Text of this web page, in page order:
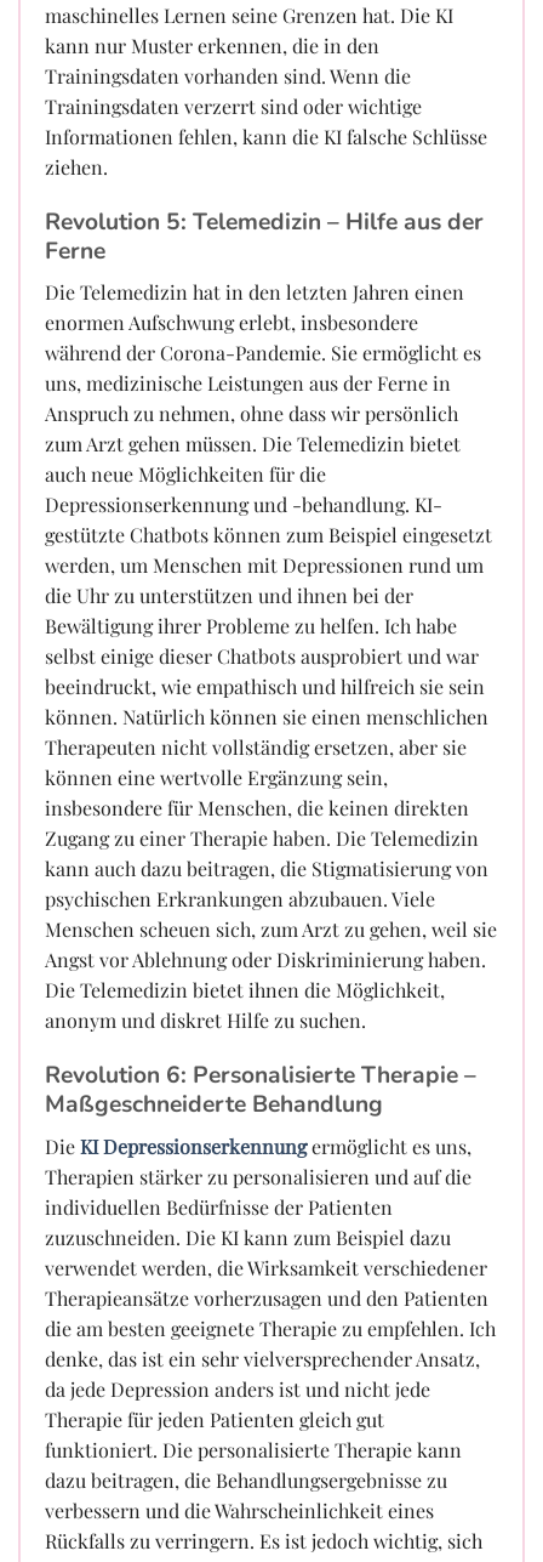
maschinelles Lernen seine Grenzen hat. Die KI
kann nur Muster erkennen, die in den
Trainingsdaten vorhanden sind. Wenn die
Trainingsdaten verzerrt sind oder wichtige
Informationen fehlen, kann die KI falsche Schlüsse
ziehen.
Revolution 5: Telemedizin – Hilfe aus der
Ferne
Die Telemedizin hat in den letzten Jahren einen
enormen Aufschwung erlebt, insbesondere
während der Corona-Pandemie. Sie ermöglicht es
uns, medizinische Leistungen aus der Ferne in
Anspruch zu nehmen, ohne dass wir persönlich
zum Arzt gehen müssen. Die Telemedizin bietet
auch neue Möglichkeiten für die
Depressionserkennung und -behandlung. KI-
gestützte Chatbots können zum Beispiel eingesetzt
werden, um Menschen mit Depressionen rund um
die Uhr zu unterstützen und ihnen bei der
Bewältigung ihrer Probleme zu helfen. Ich habe
selbst einige dieser Chatbots ausprobiert und war
beeindruckt, wie empathisch und hilfreich sie sein
können. Natürlich können sie einen menschlichen
Therapeuten nicht vollständig ersetzen, aber sie
können eine wertvolle Ergänzung sein,
insbesondere für Menschen, die keinen direkten
Zugang zu einer Therapie haben. Die Telemedizin
kann auch dazu beitragen, die Stigmatisierung von
psychischen Erkrankungen abzubauen. Viele
Menschen scheuen sich, zum Arzt zu gehen, weil sie
Angst vor Ablehnung oder Diskriminierung haben.
Die Telemedizin bietet ihnen die Möglichkeit,
anonym und diskret Hilfe zu suchen.
Revolution 6: Personalisierte Therapie –
Maßgeschneiderte Behandlung
DieKI Depressionserkennungermöglicht es uns,
Therapien stärker zu personalisieren und auf die
individuellen Bedürfnisse der Patienten
zuzuschneiden. Die KI kann zum Beispiel dazu
verwendet werden, die Wirksamkeit verschiedener
Therapieansätze vorherzusagen und den Patienten
die am besten geeignete Therapie zu empfehlen. Ich
denke, das ist ein sehr vielversprechender Ansatz,
da jede Depression anders ist und nicht jede
Therapie für jeden Patienten gleich gut
funktioniert. Die personalisierte Therapie kann
dazu beitragen, die Behandlungsergebnisse zu
verbessern und die Wahrscheinlichkeit eines
Rückfalls zu verringern. Es ist jedoch wichtig, sich